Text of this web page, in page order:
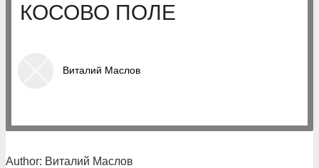
КОСОВО ПОЛЕ
Виталий Маслов
Author: Виталий Маслов